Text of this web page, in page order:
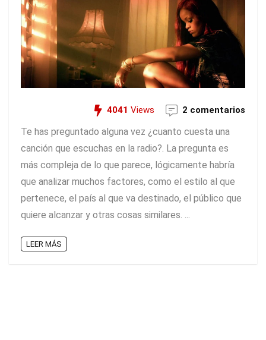
4041 Views 2 comentarios
Te has preguntado alguna vez ¿cuanto cuesta una
canción que escuchas en la radio?. La pregunta es
más compleja de lo que parece, lógicamente habría
que analizar muchos factores, como el estilo al que
pertenece, el país al que va destinado, el público que
quiere alcanzar y otras cosas similares. ...
LEER MÁS